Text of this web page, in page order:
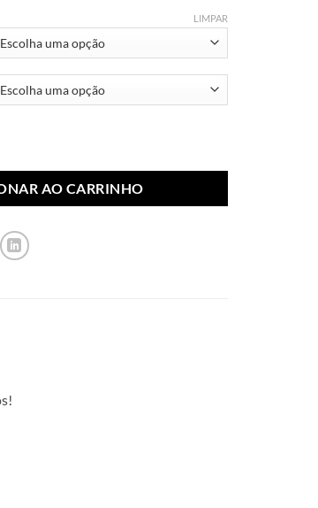
R$ 10,99
LIMPAR
AO CARRINHO